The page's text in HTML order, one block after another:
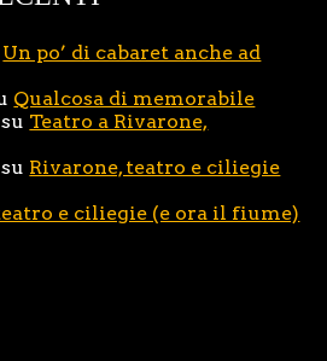
Un po’ di cabaret anche ad
Qualcosa di memorabile
su Teatro a Rivarone,
su Rivarone, teatro e ciliegie
e ciliegie (e ora il fiume)